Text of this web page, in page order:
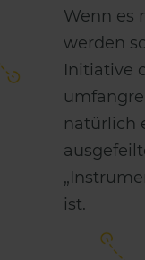
Wenn es
werden
Initiative
natürlich
ist.